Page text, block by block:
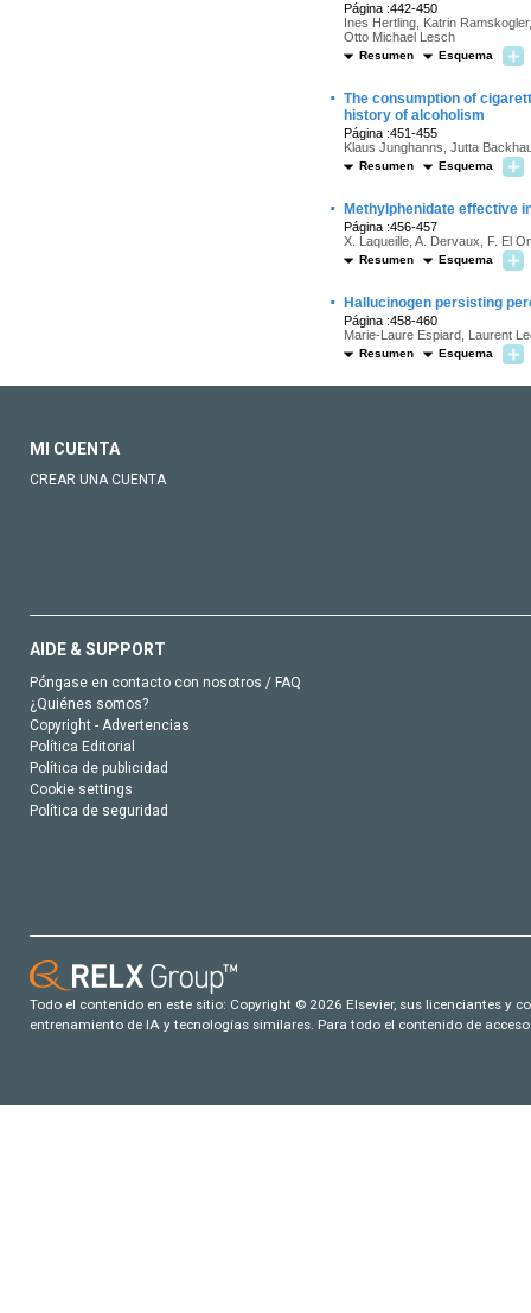
Página :442-450
Ines Hertling, Katrin
Otto Michael Lesch
Resumen Esquema
· The consumption of
history of alcoholism
Página :451-455
Klaus Junghanns, Jutta
Resumen Esquema
· Methylphenidate effective
Página :456-457
X. Laqueille, A. Dervaux, F. El
Resumen Esquema
· Hallucinogen persisting
Página :458-460
Marie-Laure Espiard, Laurent
Resumen Esquema
MI CUENTA
CREAR UNA CUENTA
AIDE & SUPPORT
Póngase en contacto con nosotros / FAQ
¿Quiénes somos?
Copyright - Advertencias
Política Editorial
Política de publicidad
Cookie settings
Política de seguridad
Todo el contenido en este sitio: Copyright © 2026 Elsevier, sus licenciantes y
entrenamiento de IA y tecnologías similares. Para todo el contenido de